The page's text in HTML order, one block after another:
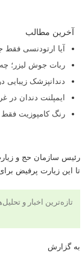
آخرین مطالب
آیا ارتودنسی فقط
ربات جوش لیزر؛
دندانپزشک زیبایی
ایمپلنت دندان در
رنگ کامپوزیت فقط
رئیس سازمان حج و
تا این زیارت پرفیض
تازه‌ترین اخبار و
به گزارش